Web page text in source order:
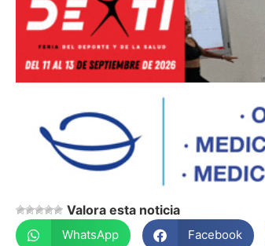
Valora esta noticia
WhatsApp Facebook